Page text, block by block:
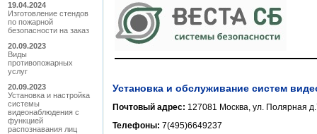
19.04.2024
Изготовление стендов
по пожарной
безопасности на заказ
20.09.2023
Виды
противопожарных
услуг
20.09.2023
Установка и настройка
системы
видеонаблюдения с
функцией
распознавания лиц
Установка и обслуживание систем
Почтовый адрес: 127081 Москва, ул. Полярная
Телефоны: 7(495)6649237